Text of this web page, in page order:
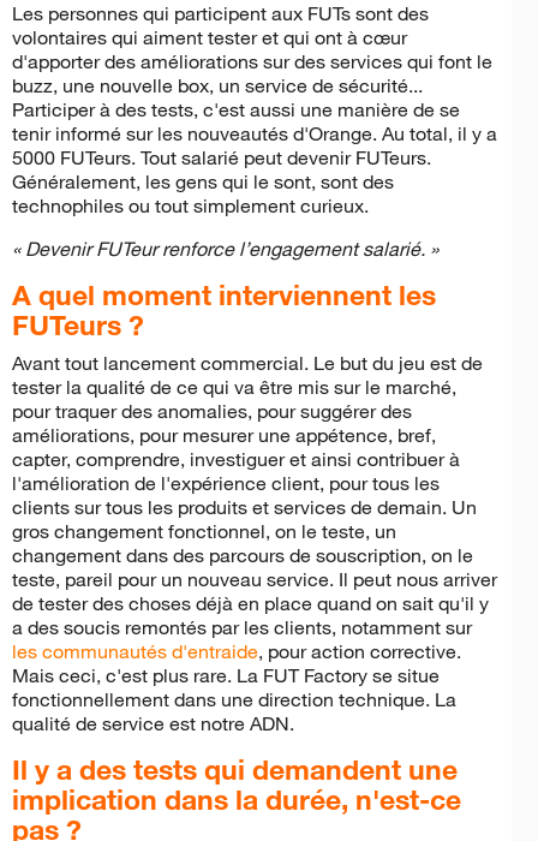
Les personnes qui participent aux FUTs sont des
volontaires qui aiment tester et qui ont à cœur
d'apporter des améliorations sur des services qui font le
buzz, une nouvelle box, un service de sécurité...
Participer à des tests, c'est aussi une manière de se
tenir informé sur les nouveautés d'Orange. Au total, il y a
5000 FUTeurs. Tout salarié peut devenir FUTeurs.
Généralement, les gens qui le sont, sont des
technophiles ou tout simplement curieux.
« Devenir FUTeur renforce l’engagement salarié. »
A quel moment interviennent les
FUTeurs ?
Avant tout lancement commercial. Le but du jeu est de
tester la qualité de ce qui va être mis sur le marché,
pour traquer des anomalies, pour suggérer des
améliorations, pour mesurer une appétence, bref,
capter, comprendre, investiguer et ainsi contribuer à
l'amélioration de l'expérience client, pour tous les
clients sur tous les produits et services de demain. Un
gros changement fonctionnel, on le teste, un
changement dans des parcours de souscription, on le
teste, pareil pour un nouveau service. Il peut nous arriver
de tester des choses déjà en place quand on sait qu'il y
a des soucis remontés par les clients, notamment sur
les communautés d'entraide, pour action corrective.
Mais ceci, c'est plus rare. La FUT Factory se situe
fonctionnellement dans une direction technique. La
qualité de service est notre ADN.
Il y a des tests qui demandent une
implication dans la durée, n'est-ce
pas ?